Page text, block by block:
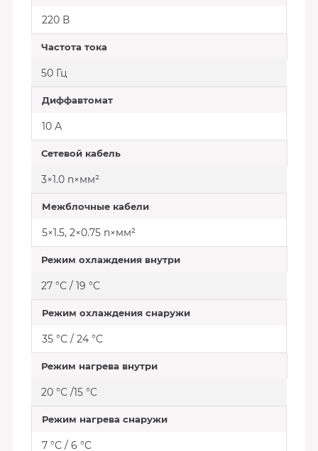
220 В
Частота тока
50 Гц
Диффавтомат
10 А
Сетевой кабель
3×1.0 n×мм²
Межблочные кабели
5×1.5, 2×0.75 n×мм²
Режим охлаждения внутри
27 °С / 19 °C
Режим охлаждения снаружи
35 °С / 24 °C
Режим нагрева внутри
20 °С /15 °C
Режим нагрева снаружи
7 °С / 6 °C